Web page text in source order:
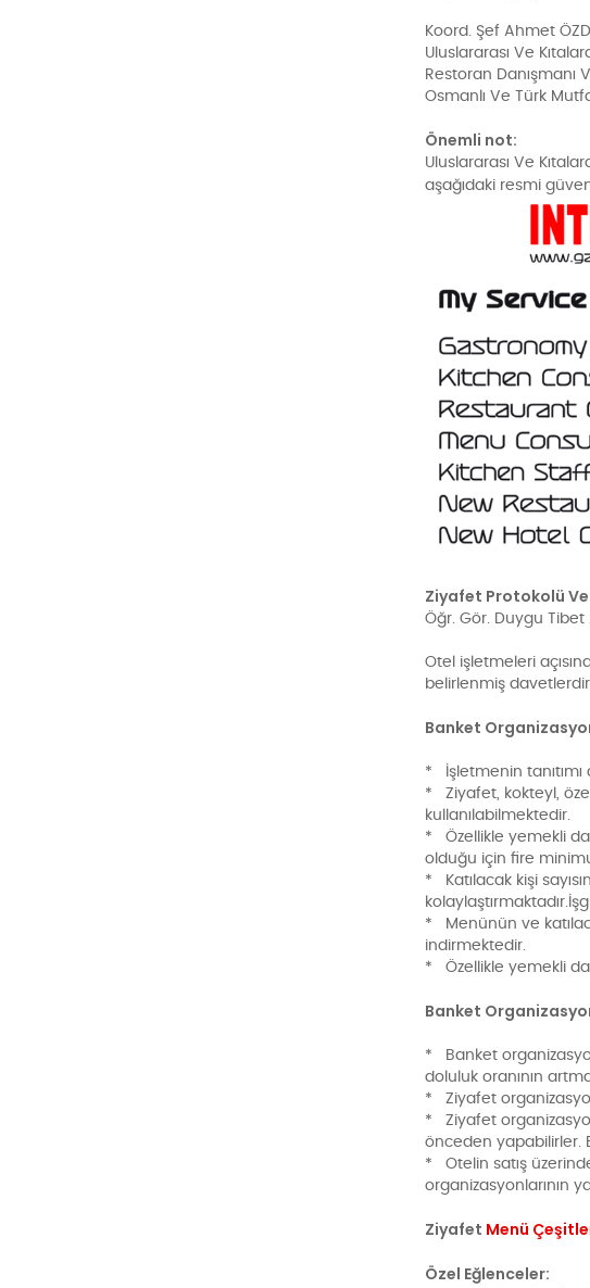
Koord. Şef Ahmet
Uluslararası Ve
Restoran Danışmanı
Osmanlı Ve Türk
Önemli not:
Uluslararası Ve
aşağıdaki resmi
Ziyafet Protokolü Ve
Öğr. Gör. Duygu Tibet
Otel işletmeleri
belirlenmiş
Banket
* İşletmenin tanıtımı
* Ziyafet, kokteyl,
kullanılabilmektedir.
* Özellikle yemekli
olduğu için fire
* Katılacak kişi
* Menünün ve
indirmektedir.
* Özellikle yemekli
Banket
* Banket
doluluk oranının
* Ziyafet
* Ziyafet
önceden yapabilirler.
* Otelin satış
organizasyonlarının
Ziyafet Menü
Özel Eğlenceler: